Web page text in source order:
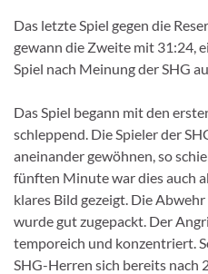
Das letzte Spiel gegen die
gewann die Zweite mit 31:24,
Spiel nach Meinung der SHG
Das Spiel begann mit den
schleppend. Die Spieler der
aneinander gewöhnen, so
fünften Minute war dies auch
klares Bild gezeigt. Die
wurde gut zugepackt. Der
temporeich und konzentriert.
SHG-Herren sich bereits nach